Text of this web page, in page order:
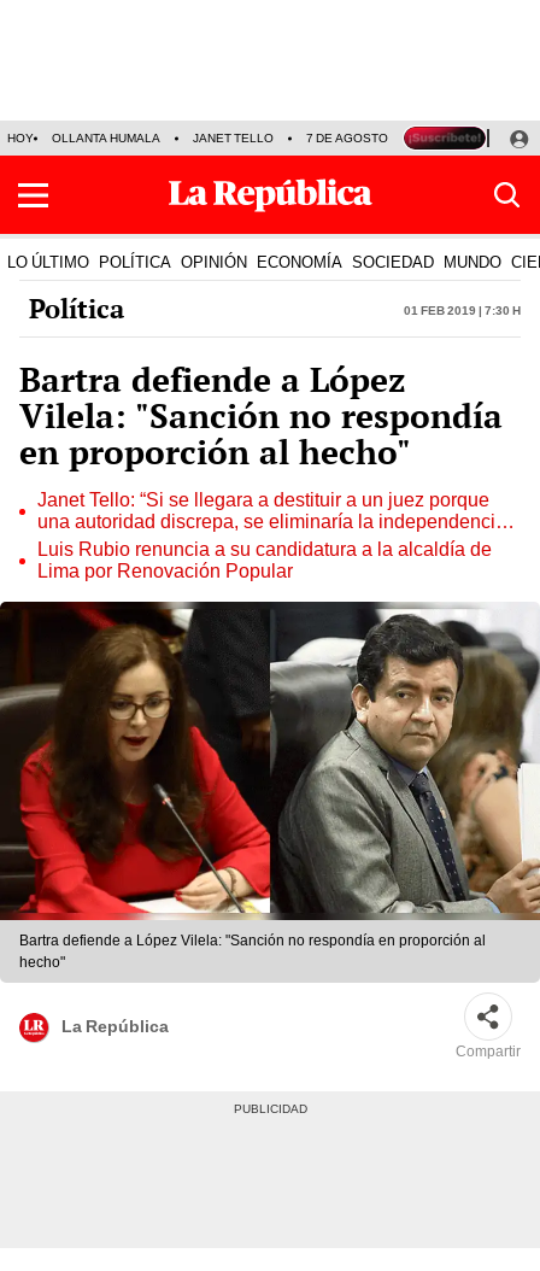
HOY OLLANTA HUMALA JANET TELLO 7 DE AGOSTO TINKA RESULTADOS
LO ÚLTIMO POLÍTICA OPINIÓN ECONOMÍA SOCIEDAD MUNDO
Política 01 Feb 2019 | 7:30 h
Bartra defiende a López
Vilela: "Sanción no respondía
en proporción al hecho"
Janet Tello: “Si se llegara a destituir a un juez porque
una autoridad discrepa, se eliminaría la independencia
judicial”
Luis Rubio renuncia a su candidatura a la alcaldía de
Lima por Renovación Popular
Bartra defiende a López Vilela: "Sanción no respondía en proporción al
hecho"
La República
Compartir